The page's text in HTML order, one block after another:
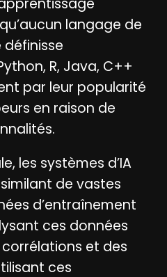
langage de
R, Java, C++
par leur popularité
en raison de
les systèmes d’IA
de vastes
d’entraînement
ces données
et des
ces